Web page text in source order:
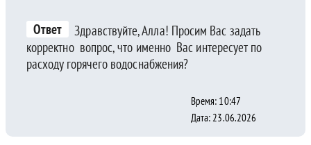
Ответ
Здравствуйте, Алла! Просим Вас задать
корректно вопрос, что именно Вас интересует по
расходу горячего водоснабжения?
Время: 10:47
Дата: 23.06.2026